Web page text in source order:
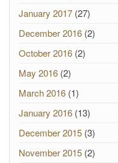
January 2017 (27)
December 2016 (2)
October 2016 (2)
May 2016 (2)
March 2016 (1)
January 2016 (13)
December 2015 (3)
November 2015 (2)